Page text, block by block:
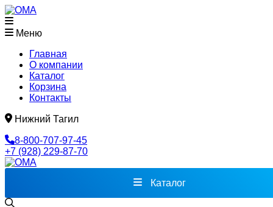
Меню
Главная
О компании
Каталог
Корзина
Контакты
Нижний Тагил
8-800-707-97-45
+7 (928) 229-87-70
Каталог